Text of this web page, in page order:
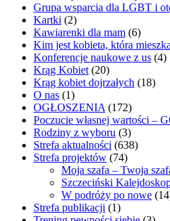
Grupa wsparcia dla LGBT i
Kartki (2)
Kawiarenki dla mam (6)
Kim jest kobieta, która
Konferencje naukowe z us (4)
Krąg Kobiet (20)
Krąg kobiet dojrzałych (18)
O nas (1)
OGŁOSZENIA (172)
Poczucie własnej wartości –
Rodziny z wyboru (3)
Strefa aktualności (638)
Strefa projektów (74)
Moja szafa – Twoja
Szczeciński
W podróży po nowe
Strefa publikacji (1)